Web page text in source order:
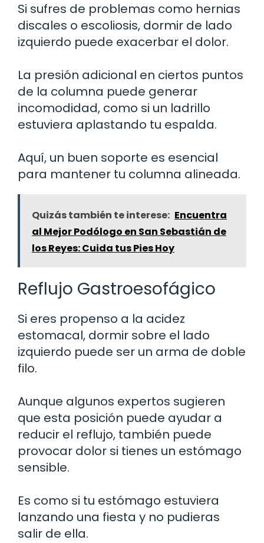
Si sufres de problemas como hernias
discales o escoliosis, dormir de lado
izquierdo puede exacerbar el dolor.
La presión adicional en ciertos puntos
de la columna puede generar
incomodidad, como si un ladrillo
estuviera aplastando tu espalda.
Aquí, un buen soporte es esencial
para mantener tu columna alineada.
Quizás también te interese: Encuentra
al Mejor Podólogo en San Sebastián de
los Reyes: Cuida tus Pies Hoy
Reflujo Gastroesofágico
Si eres propenso a la acidez
estomacal, dormir sobre el lado
izquierdo puede ser un arma de doble
filo.
Aunque algunos expertos sugieren
que esta posición puede ayudar a
reducir el reflujo, también puede
provocar dolor si tienes un estómago
sensible.
Es como si tu estómago estuviera
lanzando una fiesta y no pudieras
salir de ella.